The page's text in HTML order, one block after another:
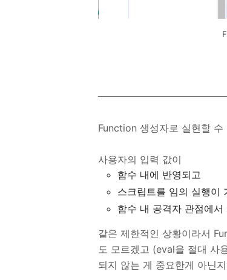
Function 생성자로 실현할
사용자의 입력 값이
함수 내에 반영되고
스크립트를 임의 실행이
함수 내 공격자 관점에
같은 제한적인 상황이라서
도 모르겠고 (eval을 절대 사
되지 않는 게 중요한게 아닌